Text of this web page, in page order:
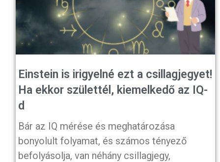
Einstein is irigyelné ezt a csillagjegyet!
Ha ekkor születtél, kiemelkedő az IQ-
d
Bár az IQ mérése és meghatározása
bonyolult folyamat, és számos tényező
befolyásolja, van néhány csillagjegy,